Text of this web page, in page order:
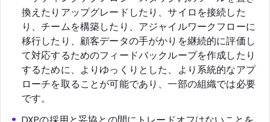
換えたりアップグレードしたり、サイロを接続した
り、チームを構築したり、アジャイルワークフローに
移行したり、顧客データの手がかりを継続的に評価し
て対応するためのフィードバックループを作成したり
するために、よりゆっくりとした、より系統的なアプ
ローチを取ることが可能であり、一部の組織では必要
です。